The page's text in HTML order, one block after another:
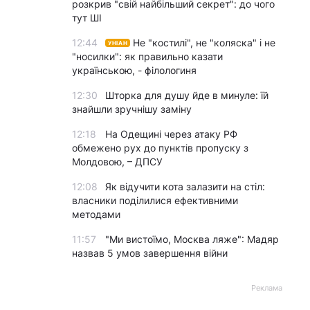
розкрив "свій найбільший секрет": до чого
тут ШІ
12:44 УНІАН
Не "костилі", не "коляска" і не
"носилки": як правильно казати
українською, - філологиня
12:30
Шторка для душу йде в минуле: їй
знайшли зручнішу заміну
12:18
На Одещині через атаку РФ
обмежено рух до пунктів пропуску з
Молдовою, – ДПСУ
12:08
Як відучити кота залазити на стіл:
власники поділилися ефективними
методами
11:57
"Ми вистоїмо, Москва ляже": Мадяр
назвав 5 умов завершення війни
Реклама